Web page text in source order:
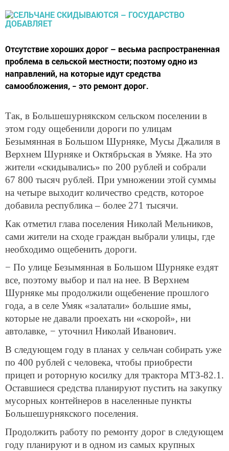
Отсутствие хороших дорог – весьма распространенная
проблема в сельской местности; поэтому одно из
направлений, на которые идут средства
самообложения, − это ремонт дорог.
Так, в Большешурнякском сельском поселении в
этом году ощебенили дороги по улицам
Безымянная в Большом Шурняке, Мусы Джалиля в
Верхнем Шурняке и Октябрьская в Умяке. На это
жители «скидывались» по 200 рублей и собрали
67 800 тысяч рублей. При умножении этой суммы
на четыре выходит количество средств, которое
добавила республика – более 271 тысячи.
Как отметил глава поселения Николай Мельников,
сами жители на сходе граждан выбрали улицы, где
необходимо ощебенить дороги.
− По улице Безымянная в Большом Шурняке ездят
все, поэтому выбор и пал на нее. В Верхнем
Шурняке мы продолжили ощебенение прошлого
года, а в селе Умяк «залатали» большие ямы,
которые не давали проехать ни «скорой», ни
автолавке, − уточнил Николай Иванович.
В следующем году в планах у сельчан собирать уже
по 400 рублей с человека, чтобы приобрести
прицеп и роторную косилку для трактора МТЗ-82.1.
Оставшиеся средства планируют пустить на закупку
мусорных контейнеров в населенные пункты
Большешурнякского поселения.
Продолжить работу по ремонту дорог в следующем
году планируют и в одном из самых крупных